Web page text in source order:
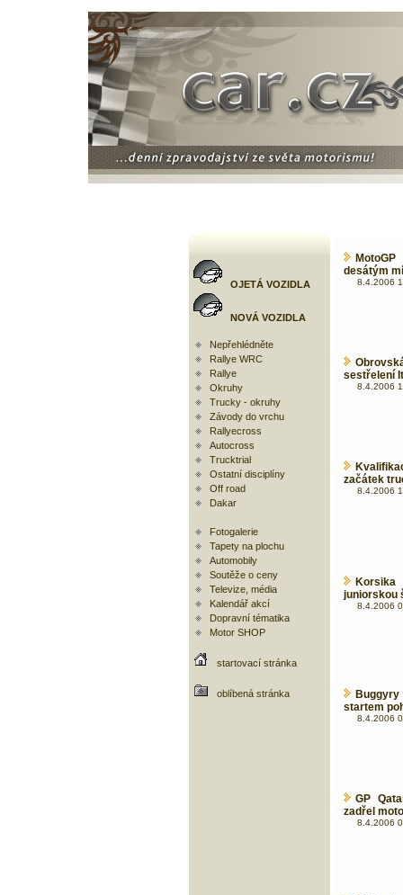
OJETÁ VOZIDLA
NOVÁ VOZIDLA
Nepřehlédněte
Rallye WRC
Rallye
Okruhy
Trucky - okruhy
Závody do vrchu
Rallyecross
Autocross
Trucktrial
Ostatní disciplíny
Off road
Dakar
Fotogalerie
Tapety na plochu
Automobily
Soutěže o ceny
Televize, média
Kalendář akcí
Dopravní tématika
Motor SHOP
startovací stránka
oblíbená stránka
desátým
8.4.2006
sestřelení
8.4.2006
začátek
8.4.2006
juniorskou
8.4.2006
startem
8.4.2006
GP
zadřel
8.4.2006